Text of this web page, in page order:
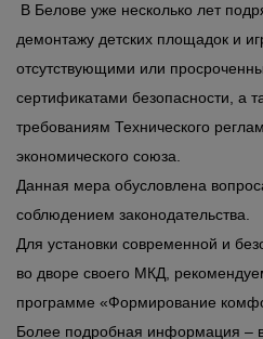
В Белове уже несколько лет
демонтажу детских площадок и
отсутствующими или
сертификатами безопасности, а
требованиям Технического
экономического союза.
Данная мера обусловлена
соблюдением законодательства.
Для установки современной и
во дворе своего МКД,
программе «Формирование
Более подробная информация –